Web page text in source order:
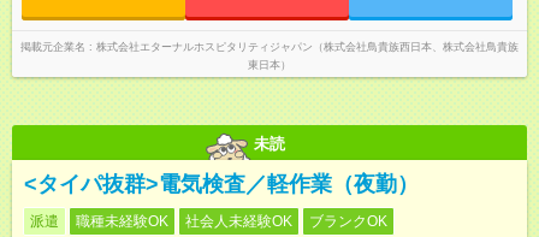
掲載元企業名
株式会社エターナルホスピタリティジャパン（株式会社鳥貴族西日本、株式会社鳥貴族
東日本）
未読
<タイパ抜群>電気検査／軽作業（夜勤）
派遣 職種未経験OK 社会人未経験OK
ブランクOK